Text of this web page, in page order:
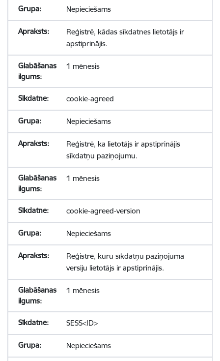
Nepieciešams
Reģistrē, kādas sīkdatnes lietotājs ir
apstiprinājis.
1 mēnesis
cookie-agreed
Nepieciešams
Reģistrē, ka lietotājs ir apstiprinājis
sīkdatņu paziņojumu.
1 mēnesis
cookie-agreed-version
Nepieciešams
Reģistrē, kuru sīkdatņu paziņojuma
versiju lietotājs ir apstiprinājis.
1 mēnesis
SESS<ID>
Nepieciešams